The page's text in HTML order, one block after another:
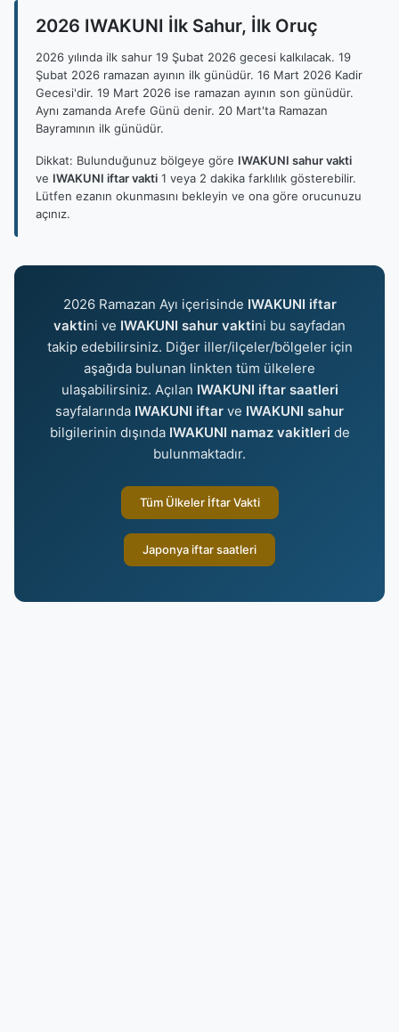
2026 IWAKUNI İlk Sahur, İlk Oruç
2026 yılında ilk sahur 19 Şubat 2026 gecesi kalkılacak. 19
Şubat 2026 ramazan ayının ilk günüdür. 16 Mart 2026 Kadir
Gecesi'dir. 19 Mart 2026 ise ramazan ayının son günüdür.
Aynı zamanda Arefe Günü denir. 20 Mart'ta Ramazan
Bayramının ilk günüdür.
Dikkat: Bulunduğunuz bölgeye göre IWAKUNI sahur vakti
ve IWAKUNI iftar vakti 1 veya 2 dakika farklılık gösterebilir.
Lütfen ezanın okunmasını bekleyin ve ona göre orucunuzu
açınız.
2026 Ramazan Ayı içerisinde IWAKUNI iftar
vaktini ve IWAKUNI sahur vaktini bu sayfadan
takip edebilirsiniz. Diğer iller/ilçeler/bölgeler için
aşağıda bulunan linkten tüm ülkelere
ulaşabilirsiniz. Açılan IWAKUNI iftar saatleri
sayfalarında IWAKUNI iftar ve IWAKUNI sahur
bilgilerinin dışında IWAKUNI namaz vakitleri de
bulunmaktadır.
Tüm Ülkeler İftar Vakti
Japonya iftar saatleri